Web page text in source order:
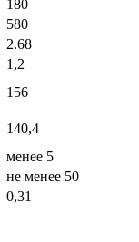
180
580
2.68
1,2
156
140,4
менее 5
не менее 50
0,31